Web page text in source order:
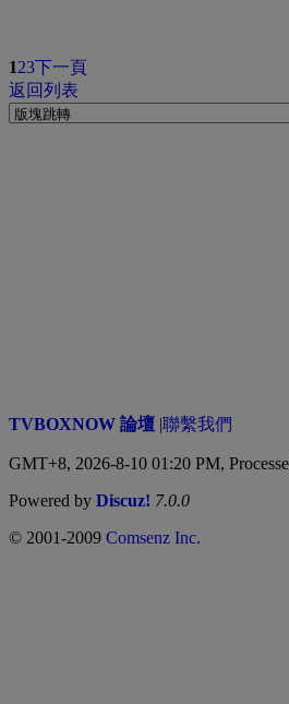
123下一頁
返回列表
TVBOXNOW 論壇 |聯繫我們
GMT+8, 2026-8-10 01:20 PM,
Powered by Discuz! 7.0.0
© 2001-2009 Comsenz Inc.